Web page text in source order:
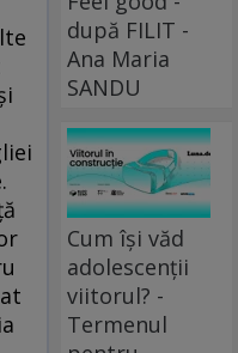
după FILIT -
Ana Maria
SANDU
Cum își văd
adolescenții
viitorul? -
Termenul